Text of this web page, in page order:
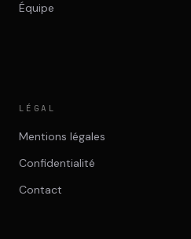
Équipe
LÉGAL
Mentions légales
Confidentialité
Contact